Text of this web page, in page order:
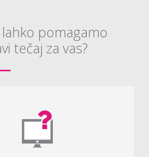
pomagamo
tečaj za vas?